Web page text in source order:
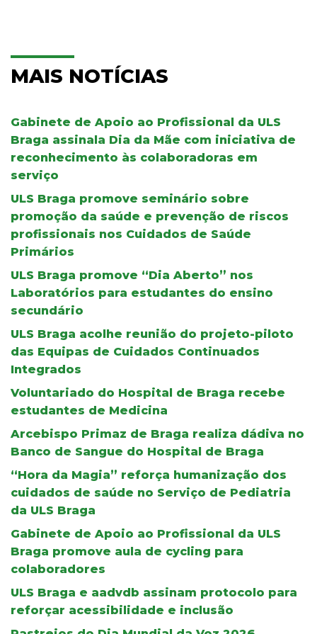
MAIS NOTÍCIAS
Gabinete de Apoio ao Profissional da ULS
Braga assinala Dia da Mãe com iniciativa de
reconhecimento às colaboradoras em
serviço
ULS Braga promove seminário sobre
promoção da saúde e prevenção de riscos
profissionais nos Cuidados de Saúde
Primários
ULS Braga promove “Dia Aberto” nos
Laboratórios para estudantes do ensino
secundário
ULS Braga acolhe reunião do projeto-piloto
das Equipas de Cuidados Continuados
Integrados
Voluntariado do Hospital de Braga recebe
estudantes de Medicina
Arcebispo Primaz de Braga realiza dádiva no
Banco de Sangue do Hospital de Braga
“Hora da Magia” reforça humanização dos
cuidados de saúde no Serviço de Pediatria
da ULS Braga
Gabinete de Apoio ao Profissional da ULS
Braga promove aula de cycling para
colaboradores
ULS Braga e aadvdb assinam protocolo para
reforçar acessibilidade e inclusão